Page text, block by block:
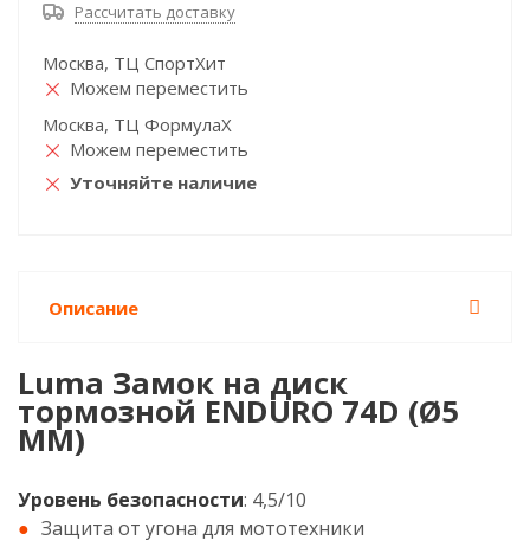
Рассчитать доставку
Москва, ТЦ СпортХит
Можем переместить
Москва, ТЦ ФормулаХ
Можем переместить
Уточняйте наличие
Описание
Luma Замок на диск
тормозной ENDURO 74D (Ø5
ММ)
Уровень безопасности: 4,5/10
Защита от угона для мототехники